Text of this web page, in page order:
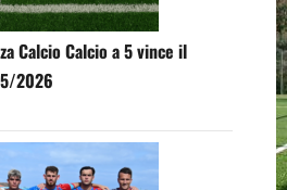
Calcio Calcio a 5 vince il
2026